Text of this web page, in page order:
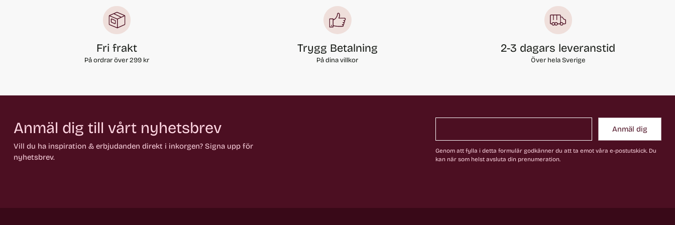
Fri frakt
På ordrar över 299 kr
Trygg Betalning
På dina villkor
2-3 dagars leveranstid
Över hela Sverige
Anmäl dig till vårt nyhetsbrev
Vill du ha inspiration & erbjudanden direkt i inkorgen? Signa upp för
nyhetsbrev.
Anmäl dig
Genom att fylla i detta formulär godkänner du att ta emot våra e-postutskick. Du
kan när som helst avsluta din prenumeration.